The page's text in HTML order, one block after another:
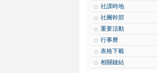
社課時地
社團幹部
重要活動
行事曆
表格下載
相關鏈結